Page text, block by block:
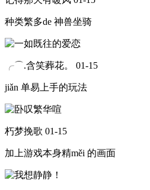
种类繁多de 神兽坐骑
╭⌒.含笑葬花。 01-15
jiǎn 单易上手的玩法
朽梦挽歌 01-15
加上游戏本身精měi 的画面